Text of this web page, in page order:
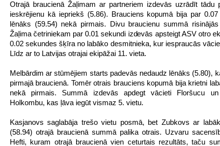
Otrajā braucienā Žaļimam ar partneriem izdevās uzrādīt tādu
ieskrējienu kā iepriekš (5.86). Brauciens kopumā bija par
lēnāks (59.54) nekā pirmais. Divu braucienu summā
Žaļima četriniekam par 0.01 sekundi izdevās apsteigt ASV otro
0.02 sekundes šķīra no labāko desmitnieka, kur iespraucās
Līdz ar to Latvijas otrajai ekipāžai 11. vieta.
Melbārdim ar stūmējiem starts padevās nedaudz lēnāks (5.80),
pirmajā braucienā. Tomēr otrais brauciens kopumā bija krietni
nekā pirmais. Summā izdevās apdegt vācieti Floršucu un
Holkombu, kas ļāva iegūt vismaz 5. vietu.
Kasjanovs saglabāja trešo vietu posmā, bet Zubkovs ar
(58.94) otrajā braucienā summā palika otrais. Uzvaru
Hefti, kuram otrajā braucienā vien ceturtais rezultāts, taču